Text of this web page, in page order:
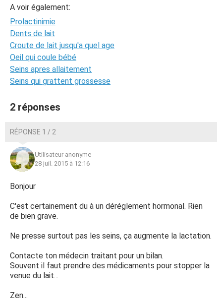
A voir également:
Prolactinimie
Dents de lait
Croute de lait jusqu'a quel age
Oeil qui coule bébé
Seins apres allaitement
Seins qui grattent grossesse
2 réponses
RÉPONSE 1 / 2
Utilisateur anonyme
28 juil. 2015 à 12:16
Bonjour
C'est certainement du à un déréglement hormonal. Rien
de bien grave.
Ne presse surtout pas les seins, ça augmente la lactation.
Contacte ton médecin traitant pour un bilan.
Souvent il faut prendre des médicaments pour stopper la
venue du lait...
Zen...